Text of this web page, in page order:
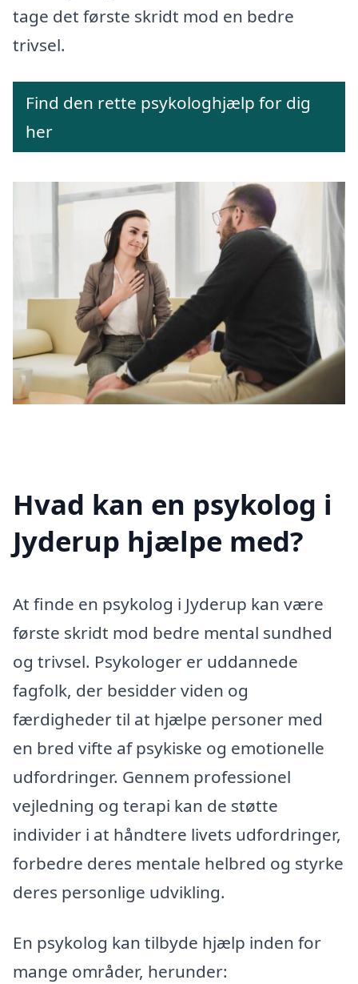
tage det første skridt mod en bedre
trivsel.
Find den rette psykologhjælp for dig
her
Hvad kan en psykolog i
Jyderup hjælpe med?
At finde en psykolog i Jyderup kan være
første skridt mod bedre mental sundhed
og trivsel. Psykologer er uddannede
fagfolk, der besidder viden og
færdigheder til at hjælpe personer med
en bred vifte af psykiske og emotionelle
udfordringer. Gennem professionel
vejledning og terapi kan de støtte
individer i at håndtere livets udfordringer,
forbedre deres mentale helbred og styrke
deres personlige udvikling.
En psykolog kan tilbyde hjælp inden for
mange områder, herunder: